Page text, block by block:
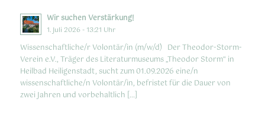
Wir suchen Verstärkung!
1. Juli 2026 - 13:21 Uhr
Wissenschaftliche/r Volontär/in (m/w/d) Der Theodor-Storm-
Verein e.V., Träger des Literaturmuseums „Theodor Storm“ in
Heilbad Heiligenstadt, sucht zum 01.09.2026 eine/n
wissenschaftliche/n Volontär/in, befristet für die Dauer von
zwei Jahren und vorbehaltlich […]